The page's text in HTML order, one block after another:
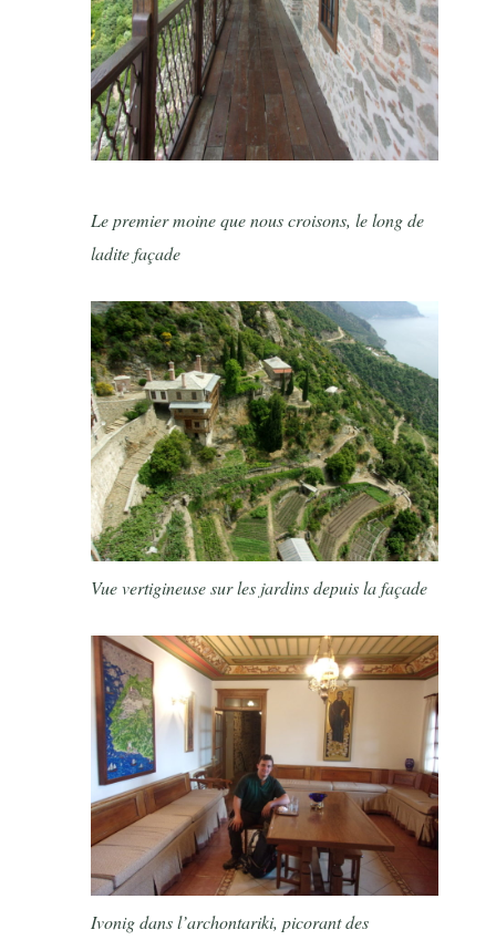
Le premier moine que nous croisons, le long de
ladite façade
Vue vertigineuse sur les jardins depuis la façade
Ivonig dans l’archontariki, picorant des